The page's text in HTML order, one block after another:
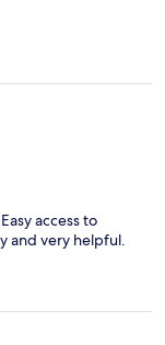
access to
and very helpful.